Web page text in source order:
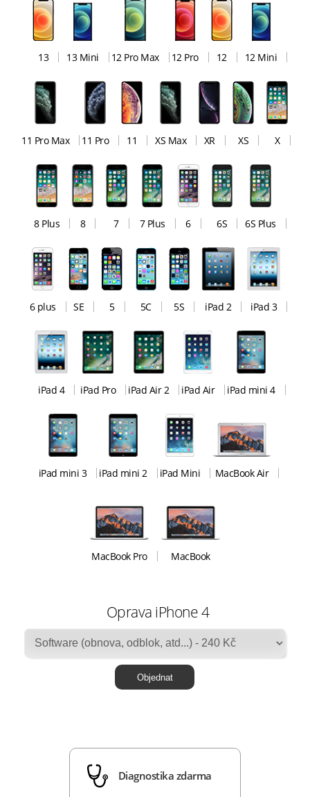
13 13 Mini 12 Pro Max 12 Pro 12 12 Mini
11 Pro Max 11 Pro 11 XS Max XR XS X
8 Plus 8 7 7 Plus 6 6S 6S Plus
6 plus SE 5 5C 5S iPad 2 iPad 3
iPad 4 iPad Pro iPad Air 2 iPad Air iPad mini 4
iPad mini 3 iPad mini 2 iPad Mini MacBook Air
MacBook Pro MacBook
Oprava iPhone 4
Diagnostika zdarma